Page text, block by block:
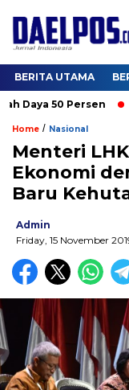
BERITA UTAMA
50 Persen
Home / Nasional
Menteri
Ekonomi
Baru
Admin
Friday, 15 November